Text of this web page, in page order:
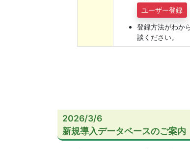
ユーザー登録
登録方法がわか
談ください。
2026/3/6
新規導入データベースのご案内